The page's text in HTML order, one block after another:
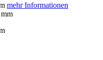
mehr Informationen